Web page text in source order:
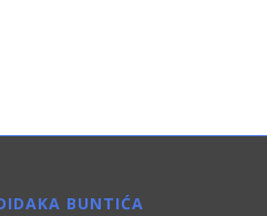
BUNTIĆA